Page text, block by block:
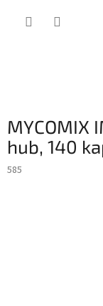
MYCOMIX
hub, 140
585